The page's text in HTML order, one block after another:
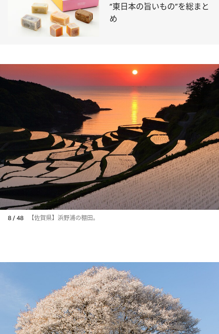
“東日本の旨いもの”を総まと
め
8 / 48 【佐賀県】浜野浦の棚田。